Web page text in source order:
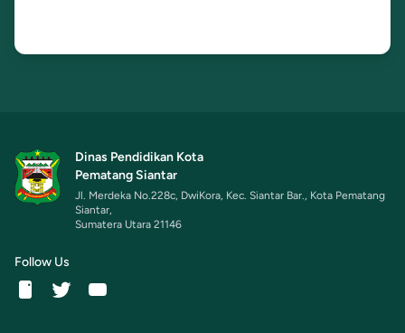
Dinas Pendidikan Kota
Pematang Siantar
Jl. Merdeka No.228c, DwiKora, Kec. Siantar Bar., Kota Pematang
Siantar,
Sumatera Utara 21146
Follow Us